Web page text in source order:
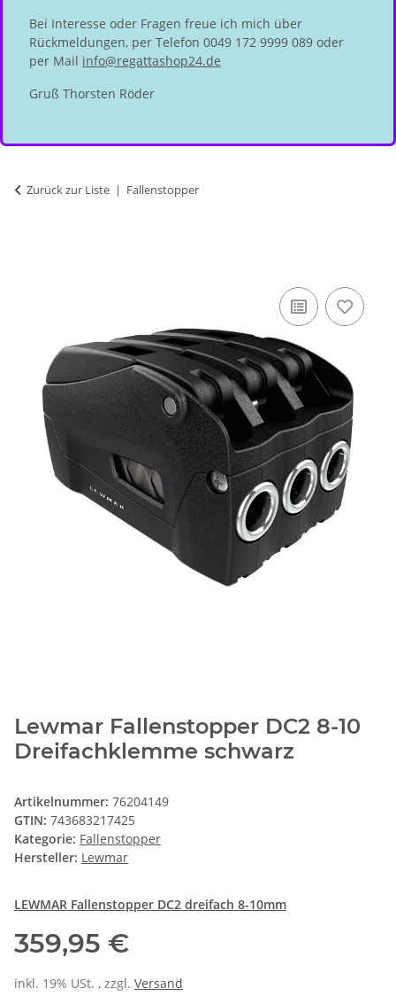
Bei Interesse oder Fragen freue ich mich über
Rückmeldungen, per Telefon 0049 172 9999 089 oder
per Mail info@regattashop24.de
Gruß Thorsten Röder
Zurück zur Liste Fallenstopper
Lewmar Fallenstopper DC2 8-10
Dreifachklemme schwarz
Artikelnummer: 76204149
GTIN: 743683217425
Kategorie: Fallenstopper
Hersteller: Lewmar
LEWMAR Fallenstopper DC2 dreifach 8-10mm
359,95 €
inkl. 19% USt. , zzgl. Versand